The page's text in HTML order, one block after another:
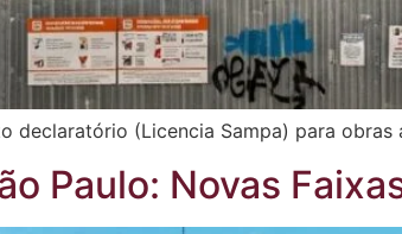
declaratório (Licencia Sampa) para
Paulo: Novas